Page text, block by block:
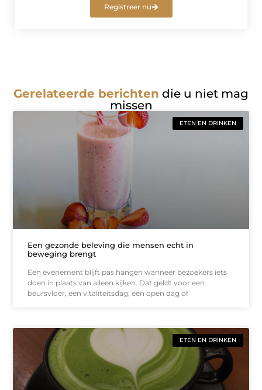
Registreer nu
Gerelateerde berichten die u niet mag
missen
ETEN EN DRINKEN
Een gezonde beleving die mensen echt in
beweging brengt
Een evenement blijft pas hangen wanneer bezoekers iets
doen in plaats van alleen kijken. Dat geldt voor een
beursvloer, een vitaliteitsdag, een open dag of
ETEN EN DRINKEN